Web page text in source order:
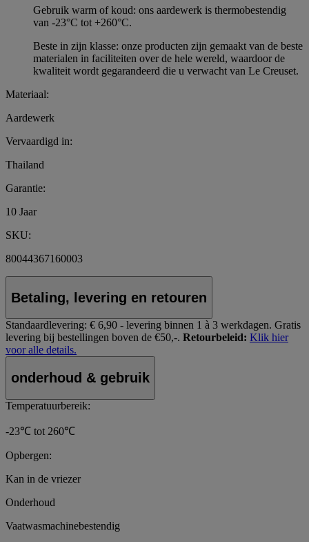
Gebruik warm of koud: ons aardewerk is thermobestendig
van -23°C tot +260°C.
Beste in zijn klasse: onze producten zijn gemaakt van de beste
materialen in faciliteiten over de hele wereld, waardoor de
kwaliteit wordt gegarandeerd die u verwacht van Le Creuset.
Materiaal:
Aardewerk
Vervaardigd in:
Thailand
Garantie:
10 Jaar
SKU:
80044367160003
Betaling, levering en retouren
Standaardlevering: € 6,90 - levering binnen 1 à 3 werkdagen. Gratis
levering bij bestellingen boven de €50,-. Retourbeleid: Klik hier
voor alle details.
onderhoud & gebruik
Temperatuurbereik:
-23℃ tot 260℃
Opbergen:
Kan in de vriezer
Onderhoud
Vaatwasmachinebestendig